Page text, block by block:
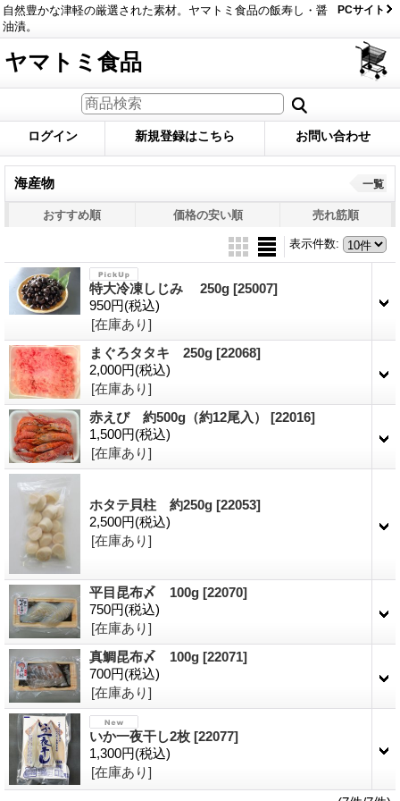
自然豊かな津軽の厳選された素材。ヤマトミ食品の飯寿し・醤
油漬。
PCサイト
ヤマトミ食品
ログイン 新規登録はこちら お問い合わせ
海産物 一覧
おすすめ順 価格の安い順 売れ筋順
表示件数:
特大冷凍しじみ 250g [25007]
950円(税込)
[在庫あり]
まぐろタタキ 250g [22068]
2,000円(税込)
[在庫あり]
赤えび 約500g（約12尾入） [22016]
1,500円(税込)
[在庫あり]
ホタテ貝柱 約250g [22053]
2,500円(税込)
[在庫あり]
平目昆布〆 100g [22070]
750円(税込)
[在庫あり]
真鯛昆布〆 100g [22071]
700円(税込)
[在庫あり]
いか一夜干し2枚 [22077]
1,300円(税込)
[在庫あり]